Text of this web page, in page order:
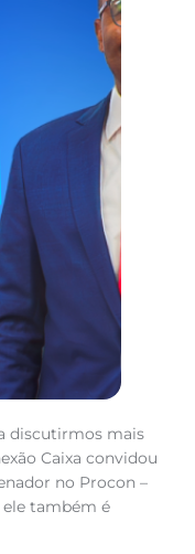
discutirmos mais
Caixa convidou
no Procon –
ele também é